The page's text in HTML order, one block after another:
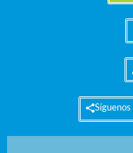
Síguenos